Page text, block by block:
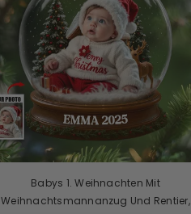
Babys 1. Weihnachten Mit
Weihnachtsmannanzug Und Rentier,